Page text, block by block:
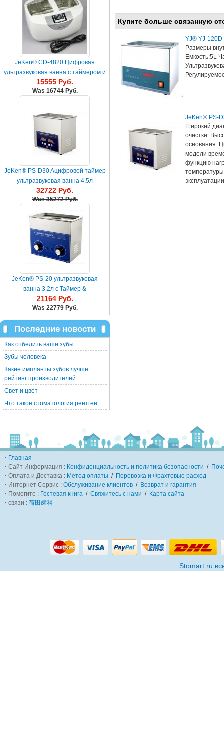
Купите больше связанную
YJ® YJ-120D
Размеры
Емкость:5L
JeKen® PS-
Широкий
очистки.
основания.
модели
функцию
JeKen® CD-4820 Цифровая
ультразвуковая ванна с таймером и
нагревателем 2.5L
15555 Руб.
Was16744 Руб.
JeKen® PS-D30 Aцифровой таймер
ультразвуковая ванна 4.5л
32722 Руб.
Was35272 Руб.
JeKen® PS-20 ультразвуковая
ванна 3.2л с Таймер &
Обогреватель
21164 Руб.
Was22779 Руб.
Последние новости
Как отбелить ваши зубы
Зубы человека
Какие импланты зубов лучше:
рейтинг производителей
Свет и цвет
Что такое стоматология рентген
・ Главная
・Сайт Информация : Конфиденциальность и политика безопасности /
・Оплата и Доставка : Метод оплаты / Перевозка и Фрахтовые расход
・Интернет Сервис : Обслуживание клиентов / Возврат и гарантия
・Помогите : Гостевая книга / Свяжитесь с нами / Карта сайта
・связи : 荷田歯科
Stomart.ru